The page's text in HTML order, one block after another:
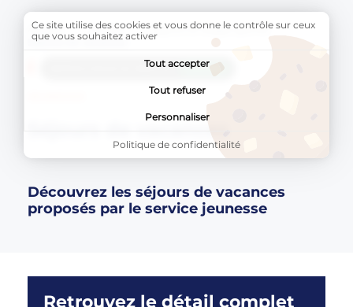
Accueil SPORT Séjours et stages sportifs
Page
Séjours de vacances
AddToAny (share) est désactivé. Autoriser
Séjours de vacances
Découvrez les séjours de vacances
proposés par le service jeunesse
Retrouvez le détail complet
Ce site utilise des cookies et vous donne le contrôle sur ceux
que vous souhaitez activer
Tout accepter
Tout refuser
Personnaliser
Politique de confidentialité